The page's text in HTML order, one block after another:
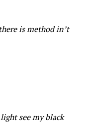
is method in’t
see my black